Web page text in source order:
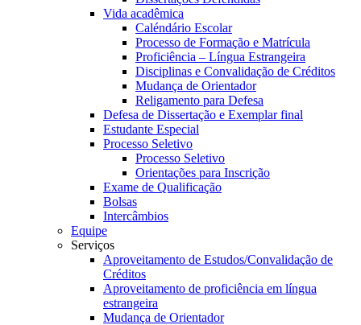
Vida acadêmica
Caléndário Escolar
Processo de Formação e Matrícula
Proficiência – Língua Estrangeira
Disciplinas e Convalidação de Créditos
Mudança de Orientador
Religamento para Defesa
Defesa de Dissertação e Exemplar final
Estudante Especial
Processo Seletivo
Processo Seletivo
Orientações para Inscrição
Exame de Qualificação
Bolsas
Intercâmbios
Equipe
Serviços
Aproveitamento de Estudos/Convalidação de
Créditos
Aproveitamento de proficiência em língua
estrangeira
Mudança de Orientador